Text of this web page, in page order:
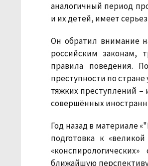
аналогичный период
и их детей, имеет
Он обратил внимание
российским законам,
правила поведения.
преступности по
тяжких преступлений –
совершённых
Год назад в материале
подготовка к
ближайшую